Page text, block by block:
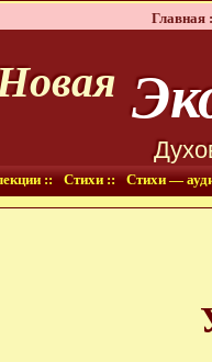
Главная
:: Стихи :: Стихи —